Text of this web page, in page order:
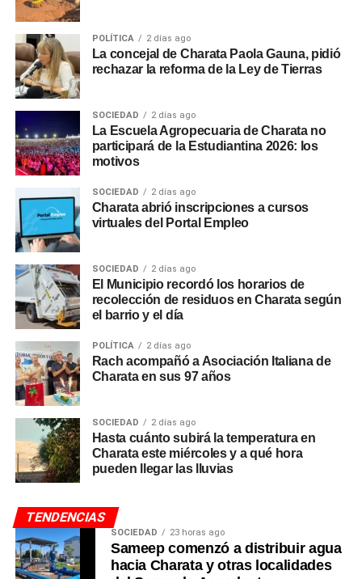
POLÍTICA 2 días ago
La concejal de Charata Paola Gauna, pidió
rechazar la reforma de la Ley de Tierras
SOCIEDAD 2 días ago
La Escuela Agropecuaria de Charata no
participará de la Estudiantina 2026: los
motivos
SOCIEDAD 2 días ago
Charata abrió inscripciones a cursos
virtuales del Portal Empleo
SOCIEDAD 2 días ago
El Municipio recordó los horarios de
recolección de residuos en Charata según
el barrio y el día
POLÍTICA 2 días ago
Rach acompañó a Asociación Italiana de
Charata en sus 97 años
SOCIEDAD 2 días ago
Hasta cuánto subirá la temperatura en
Charata este miércoles y a qué hora
pueden llegar las lluvias
TENDENCIAS
SOCIEDAD 23 horas ago
Sameep comenzó a distribuir agua
hacia Charata y otras localidades